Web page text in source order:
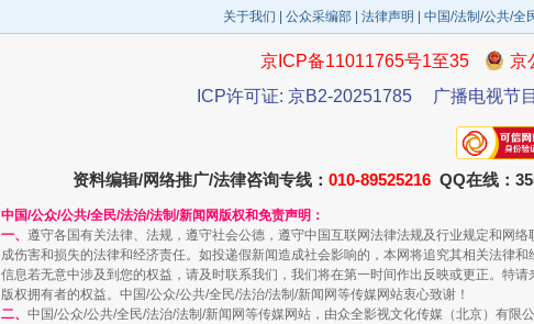
规模最大的光氢
关于我们 公众采编部 法律声明 | 中国/法制/公共/全
京ICP备11011765号1至35
京
ICP许可证: 京B2-20251785
广播电视节
资料编辑/网络推广/法律咨询专线： 010-89525216 QQ在线：
中国/公众/公共/全民/法治/法制/新闻网版权和免责声明：
一、 遵守各国有关法律、法规，遵守社会公德，遵守中国互联网法律法规及行业规定和网
成伤害和损失的法律和经济责任。如投递假新闻造成社会影响的，本网将追究其相关法律
信息若无意中涉及到您的权益，请及时联系我们，我们将在第一时间作出反映或更正。特
版权拥有者的权益。中国/公众/公共/全民/法治/法制/新闻网等传媒网站衷心致谢！
二、 中国/公众/公共/全民/法治/法制/新闻网等传媒网站，由众全影视文化传媒（北京）有